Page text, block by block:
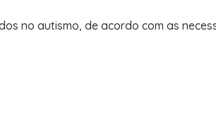
no autismo, de acordo com as